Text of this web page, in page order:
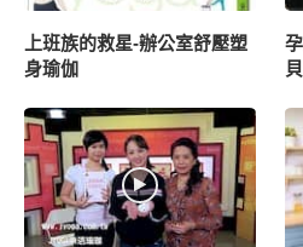
上班族的救星-辦公室舒壓塑
身瑜伽